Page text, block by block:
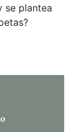
se plantea